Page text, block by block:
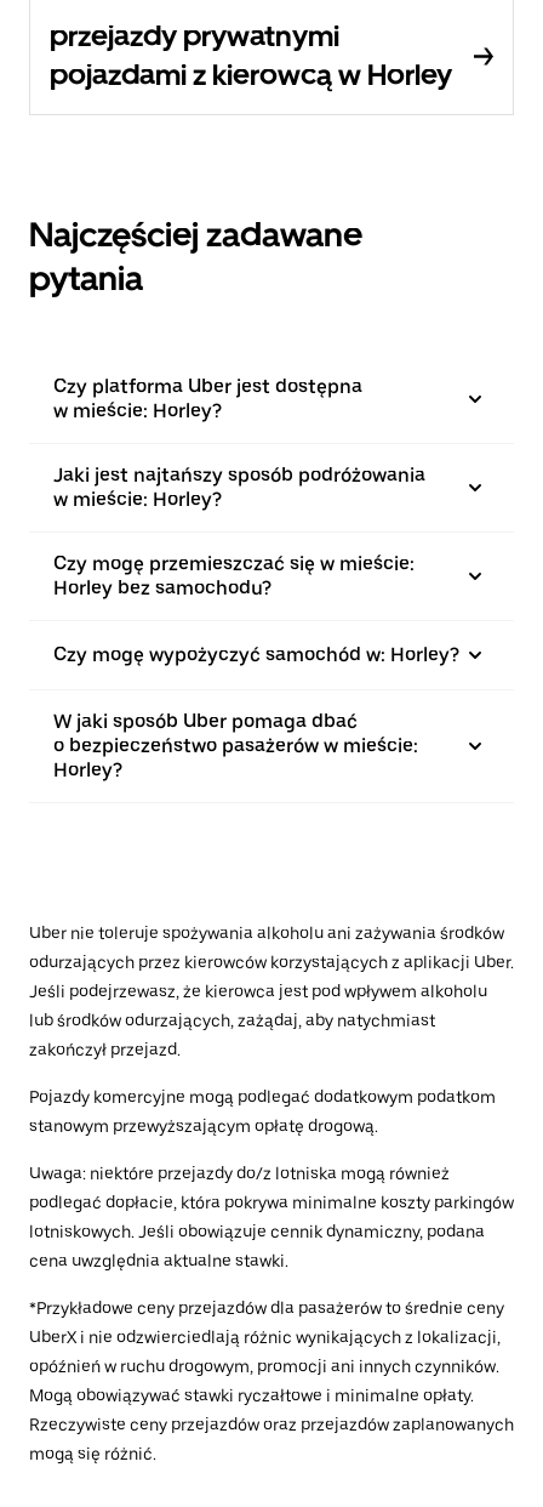
przejazdy prywatnymi
pojazdami z kierowcą w Horley
Najczęściej zadawane
pytania
Czy platforma Uber jest dostępna
w mieście: Horley?
Jaki jest najtańszy sposób podróżowania
w mieście: Horley?
Czy mogę przemieszczać się w mieście:
Horley bez samochodu?
Czy mogę wypożyczyć samochód w: Horley?
W jaki sposób Uber pomaga dbać
o bezpieczeństwo pasażerów w mieście:
Horley?
Uber nie toleruje spożywania alkoholu ani zażywania środków
odurzających przez kierowców korzystających z aplikacji Uber.
Jeśli podejrzewasz, że kierowca jest pod wpływem alkoholu
lub środków odurzających, zażądaj, aby natychmiast
zakończył przejazd.
Pojazdy komercyjne mogą podlegać dodatkowym podatkom
stanowym przewyższającym opłatę drogową.
Uwaga: niektóre przejazdy do/z lotniska mogą również
podlegać dopłacie, która pokrywa minimalne koszty parkingów
lotniskowych. Jeśli obowiązuje cennik dynamiczny, podana
cena uwzględnia aktualne stawki.
*Przykładowe ceny przejazdów dla pasażerów to średnie ceny
UberX i nie odzwierciedlają różnic wynikających z lokalizacji,
opóźnień w ruchu drogowym, promocji ani innych czynników.
Mogą obowiązywać stawki ryczałtowe i minimalne opłaty.
Rzeczywiste ceny przejazdów oraz przejazdów zaplanowanych
mogą się różnić.